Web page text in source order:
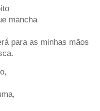
mancha
para as minhas mãos